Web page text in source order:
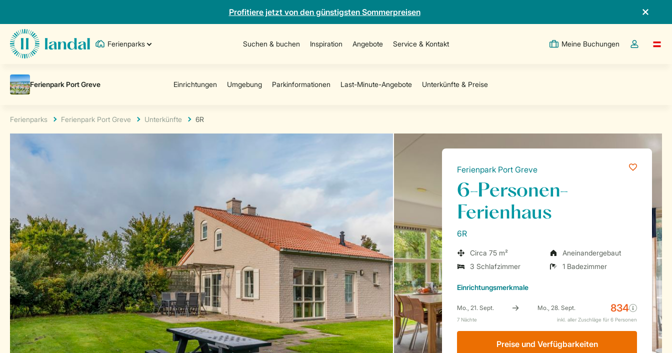
Profitiere jetzt von den günstigsten Sommerpreisen
Ferienparks Suchen & buchen Inspiration Angebote Service & Kontakt Meine Buchungen
Dropdown-
Ferienparks Ferienpark Port Greve Unterkünfte 6R
Ferienpark Port Greve
6-Personen-
Ferienhaus
6R
Circa 75 m²
Aneinandergebaut
3 Schlafzimmer
1 Badezimmer
Einrichtungsmerkmale
Preise und Verfügbarkeiten